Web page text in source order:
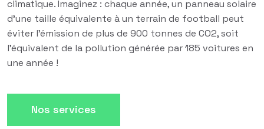
climatique. Imaginez : chaque année, un panneau solaire
d'une taille équivalente à un terrain de football peut
éviter l'émission de plus de 900 tonnes de CO2, soit
l'équivalent de la pollution générée par 185 voitures en
une année !
Nos services